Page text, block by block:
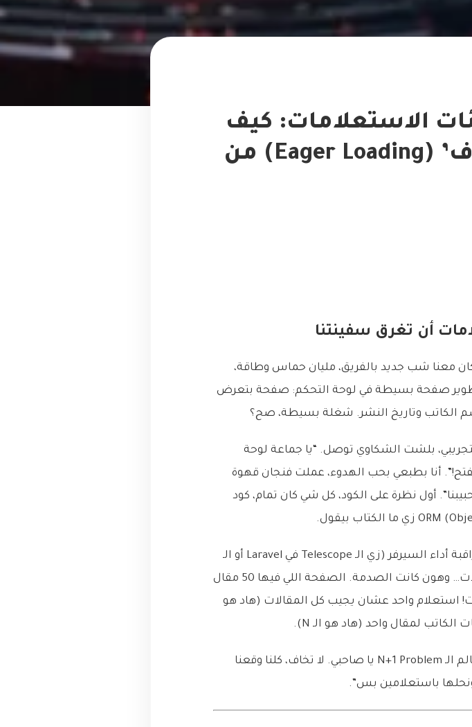
الاستعلامات: كيف
أنقذنا ‘التحميل الشغوف’ (Eager Loading) من
أن تغرق سفينتنا
معنا شب جديد بالفريق، مليان حماس وطاقة،
صفحة بسيطة في لوحة التحكم: صفحة بتعرض
الكاتب وتاريخ النشر. شغلة بسيطة، صح؟
بلشت الشكاوي توصل. “يا جماعة لوحة
أنا بطبعي بحب الهدوء، عملت فنجان قهوة
أول نظرة على الكود، كل شي كان تمام، كود
قلت في نفسي “غريبة، شو القصة؟”. فتحت أداة مراقبة أداء السيرفر (زي الـ Telescope في Laravel أو الـ
Debug Toolbar في Django)، وفتحت صفحة المقالات… وهون كانت الصدمة. الصفحة اللي فيها 50 مقال
لقاعدة البيانات! استعلام واحد عشان يجيب كل المقالات (هاد هو
طلّعت في الشب وابتسمت، وقلتله: “أهلاً بك في عالم الـ N+1 Problem يا صاحبي. لا تخاف، كلنا وقعنا
باستعلامين بس”.